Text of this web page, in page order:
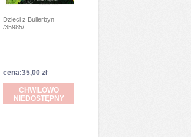
Dzieci z Bullerbyn
/35985/
cena:35,00 zł
CHWILOWO
NIEDOSTĘPNY